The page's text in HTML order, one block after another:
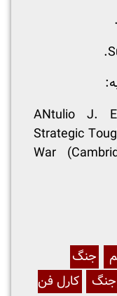
ANtulio J.
Strategic
War
جنگ
جنگ
کارل فن